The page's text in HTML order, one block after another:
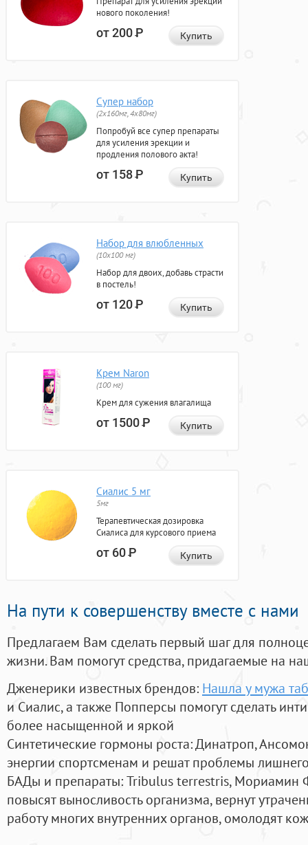
нового поколения!
от 200Р Купить
Супер набор
(2х160мг, 4х80мг)
Попробуй все супер препараты
для усиления эрекции и
продления полового акта!
от 158Р Купить
Набор для влюбленных
(10х100 мг)
Набор для двоих, добавь страсти
в постель!
от 120Р Купить
Крем Naron
(100 мг)
Крем для сужения влагалища
от 1500Р Купить
Сиалис 5 мг
5мг
Терапевтическая дозировка
Сиалиса для курсового приема
от 60Р Купить
На пути к совершенству вместе с нами
Предлагаем Вам сделать первый шаг для
жизни. Вам помогут средства, придагаемые на
Дженерики известных брендов: Нашла у мужа
и Сиалис, а также Попперсы помогут сделать
более насыщенной и яркой
Синтетические гормоны роста: Динатроп,
энергии спортсменам и решат проблемы
БАДы и препараты:Tribulus terrestris, Мориамин
повысят выносливость организма, вернут
работу многих внутренних органов, омолодят